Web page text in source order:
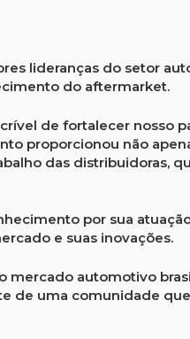
lideranças do setor
do aftermarket.
de fortalecer nosso
proporcionou não
das distribuidoras,
por sua
e suas inovações.
mercado automotivo
de uma comunidade